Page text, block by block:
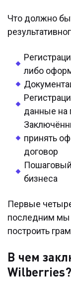
Что должно
либо
данные на
принять
договор
бизнеса
Первые четыре
последним мы
построить
В чем
Wilberries?